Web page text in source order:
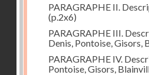
PARAGRAPHE II.
(p.2x6)
PARAGRAPHE III.
Denis, Pontoise, Gisors,
PARAGRAPHE IV.
Pontoise, Gisors,